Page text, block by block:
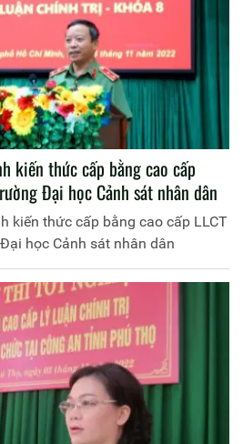
kiến thức cấp bằng cao cấp
Đại học Cảnh sát nhân dân
kiến thức cấp bằng cao cấp LLCT
học Cảnh sát nhân dân